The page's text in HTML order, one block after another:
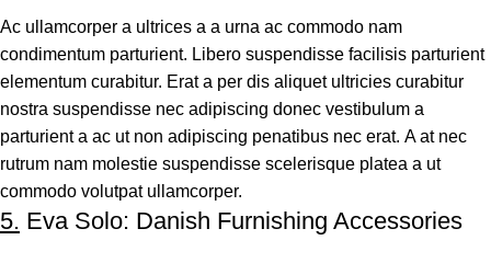
Ac ullamcorper a ultrices a a urna ac commodo nam
condimentum parturient. Libero suspendisse facilisis parturient
elementum curabitur. Erat a per dis aliquet ultricies curabitur
nostra suspendisse nec adipiscing donec vestibulum a
parturient a ac ut non adipiscing penatibus nec erat. A at nec
rutrum nam molestie suspendisse scelerisque platea a ut
commodo volutpat ullamcorper.
5. Eva Solo: Danish Furnishing Accessories